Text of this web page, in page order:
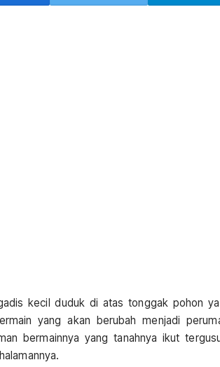
kecil duduk di atas tonggak pohon
yang akan berubah menjadi
bermainnya yang tanahnya ikut